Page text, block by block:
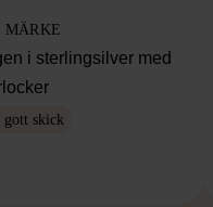
MÄRKE
i sterlingsilver med
gott skick